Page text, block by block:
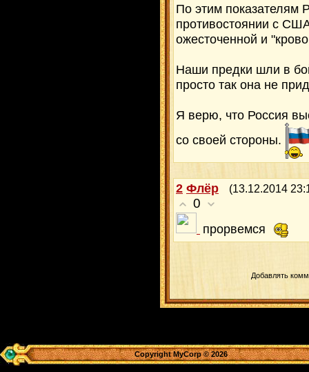
По этим показателям
противостоянии с
ожесточенной и
Наши предки шли в
просто так она не
Я верю, что Россия
со своей стороны.
2 Флёр (13.12.2014
0
прорвемся
Добавлять
Copyright MyCorp © 2026